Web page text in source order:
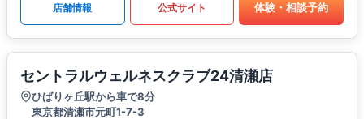
店舗情報 公式サイト 体験・相談予約
セントラルウェルネスクラブ24清瀬店
ひばりヶ丘駅から車で8分
東京都清瀬市元町1-7-3